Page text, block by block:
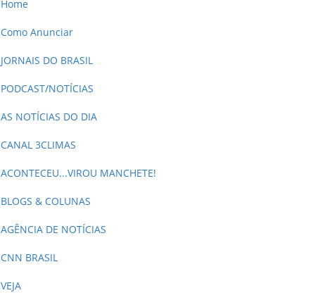
Home
Como Anunciar
JORNAIS DO BRASIL
PODCAST/NOTÍCIAS
AS NOTÍCIAS DO DIA
CANAL 3CLIMAS
ACONTECEU...VIROU MANCHETE!
BLOGS & COLUNAS
AGÊNCIA DE NOTÍCIAS
CNN BRASIL
VEJA